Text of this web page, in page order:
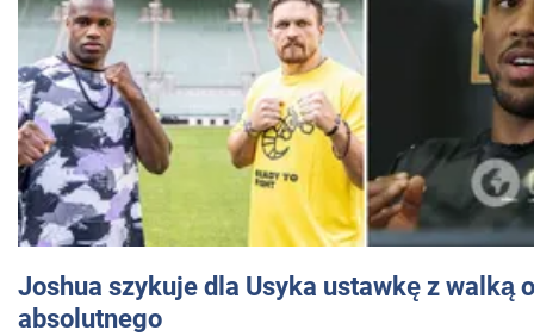
Joshua szykuje dla Usyka ustawkę z walką
absolutnego